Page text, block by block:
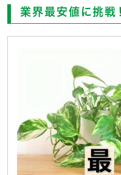
業界最安値に挑戦！